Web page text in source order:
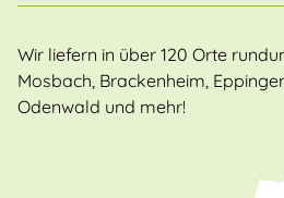
Wir liefern in über 120 Orte
Mosbach, Brackenheim,
Odenwald und mehr!